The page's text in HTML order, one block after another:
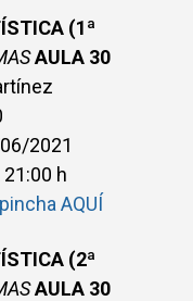
(1ª
AULA 30
2021
21:00 h
AQUÍ
(2ª
AULA 30